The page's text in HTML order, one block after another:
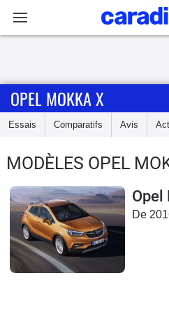
Accueil
Essais
Guide
d'achat
Electriques
OPEL MOKKA X
Essais Comparatifs Avis
MODÈLES OPEL
Opel
De